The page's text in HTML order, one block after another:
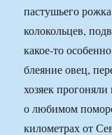
пастушьего
колокольцев,
какое-то
блеяние овец,
хозяек
о любимом
километрах от